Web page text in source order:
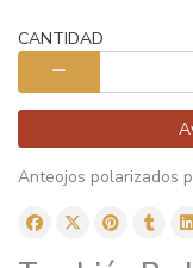
CANTIDAD
Anteojos polarizados